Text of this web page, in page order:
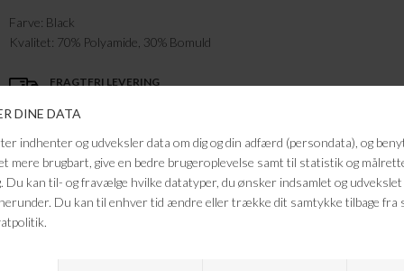
Farve: Black
Kvalitet: 70% Polyamide, 30% Bomuld
FRAGTFRI LEVERING
RETURRET
14 DAGES RETURRET
+46 86 60 21 22